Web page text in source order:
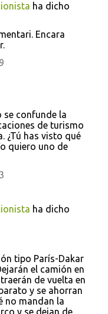
ha dicho
Encara
se confunde la
de turismo
¿Tú has visto qué
quiero uno de
ha dicho
tipo París-Dakar
el camión en
de vuelta en
y se ahorran
no mandan la
y se dejan de